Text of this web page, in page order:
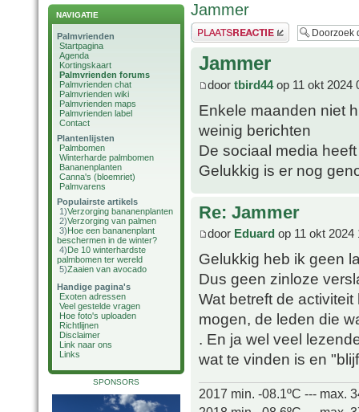
NAVIGATIE
Palmvrienden
Startpagina
Agenda
Kortingskaart
Palmvrienden forums
Palmvrienden chat
Palmvrienden wiki
Palmvrienden maps
Palmvrienden label
Contact
Plantenlijsten
Palmbomen
Winterharde palmbomen
Bananenplanten
Canna's (bloemriet)
Palmvarens
Populairste artikels
1)Verzorging bananenplanten
2)Verzorging van palmen
3)Hoe een bananenplant
beschermen in de winter?
4)De 10 winterhardste
palmbomen ter wereld
5)Zaaien van avocado
Handige pagina's
Exoten adressen
Veel gestelde vragen
Hoe foto's uploaden
Richtlijnen
Disclaimer
Link naar ons
Links
SPONSORS
Jammer
Plaats een reactie
Jammer
door tbird44op 11 okt 2024
Enkele maanden niet
weinig berichten
De sociaal media
Gelukkig is er nog
Re: Jammer
door Eduard op 11 okt 2024
Gelukkig heb ik geen
Dus geen zinloze
Wat betreft de
mogen, de leden die
. En ja wel veel
wat te vinden is en
2017 min. -08.1ºC --- max.